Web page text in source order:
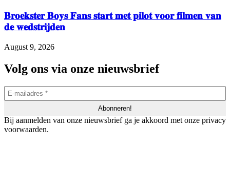
𝐁𝐫𝐨𝐞𝐤𝐬𝐭𝐞𝐫 𝐁𝐨𝐲𝐬 𝐅𝐚𝐧𝐬 𝐬𝐭𝐚𝐫𝐭 𝐦𝐞𝐭 𝐩𝐢𝐥𝐨𝐭 𝐯𝐨𝐨𝐫 𝐟𝐢𝐥𝐦𝐞𝐧 𝐯𝐚𝐧
𝐝𝐞 𝐰𝐞𝐝𝐬𝐭𝐫𝐢𝐣𝐝𝐞𝐧
August 9, 2026
Volg ons via onze nieuwsbrief
Bij aanmelden van onze nieuwsbrief ga je akkoord met onze privacy
voorwaarden.